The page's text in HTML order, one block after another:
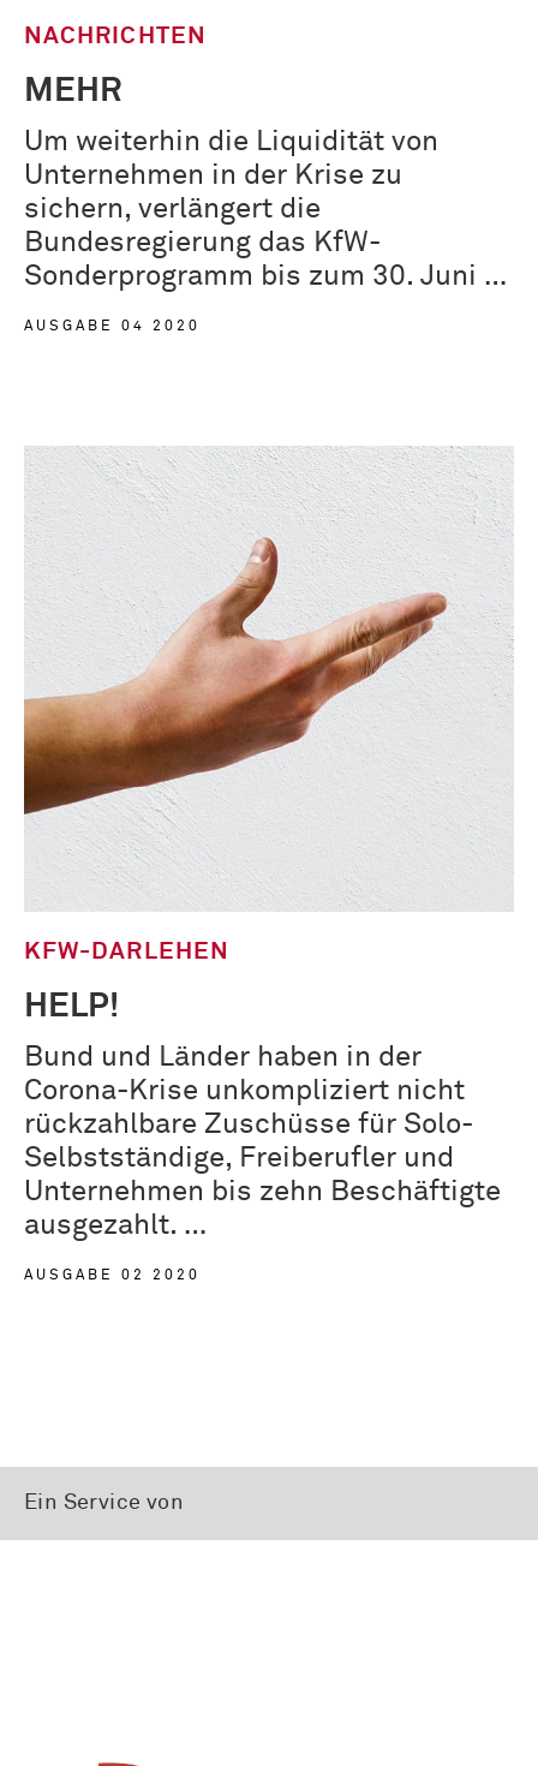
NACHRICHTEN
MEHR
Um weiterhin die Liquidität von
Unternehmen in der Krise zu
sichern, verlängert die
Bundesregierung das KfW-
Sonderprogramm bis zum 30. Juni …
AUSGABE 04 2020
KFW-DARLEHEN
HELP!
Bund und Länder haben in der
Corona-Krise unkompliziert nicht
rückzahlbare Zuschüsse für Solo-
Selbstständige, Freiberufler und
Unternehmen bis zehn Beschäftigte
ausgezahlt. …
AUSGABE 02 2020
Ein Service von